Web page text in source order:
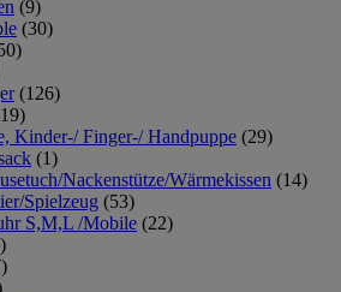
(9)
(30)
(126)
Kinder-/ Finger-/ Handpuppe (29)
(1)
Nackenstütze/Wärmekissen (14)
Spielzeug (53)
S,M,L /Mobile (22)